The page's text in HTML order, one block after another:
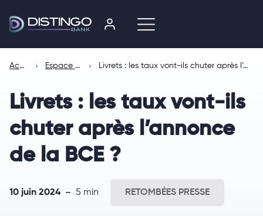
Accueil Espace presse Livrets : les taux vont-ils chuter après l’annonce de la BCE ?
Livrets : les taux vont-ils
chuter après l’annonce
de la BCE ?
10 juin 2024 5 min RETOMBÉES PRESSE